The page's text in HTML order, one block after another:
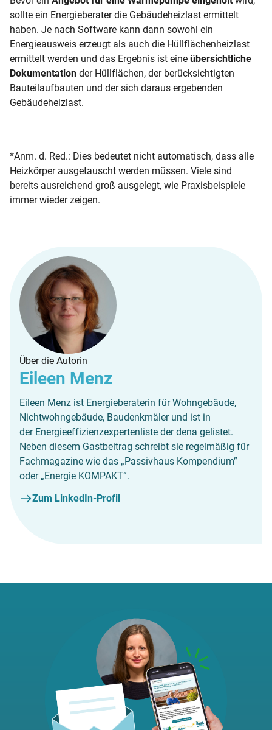
sollte ein Energieberater die Gebäudeheizlast ermittelt
haben. Je nach Software kann dann sowohl ein
Energieausweis erzeugt als auch die Hüllflächenheizlast
ermittelt werden und das Ergebnis ist eine übersichtliche
Dokumentation der Hüllflächen, der berücksichtigten
Bauteilaufbauten und der sich daraus ergebenden
Gebäudeheizlast.
*Anm. d. Red.: Dies bedeutet nicht automatisch, dass alle
Heizkörper ausgetauscht werden müssen. Viele sind
bereits ausreichend groß ausgelegt, wie Praxisbeispiele
immer wieder zeigen.
Über die Autorin
Eileen Menz
Eileen Menz ist Energieberaterin für Wohngebäude,
Nichtwohngebäude, Baudenkmäler und ist in
der Energieeffizienzexpertenliste der dena gelistet.
Neben diesem Gastbeitrag schreibt sie regelmäßig für
Fachmagazine wie das „Passivhaus Kompendium”
oder „Energie KOMPAKT”.
Zum LinkedIn-Profil